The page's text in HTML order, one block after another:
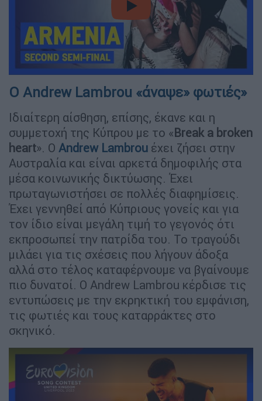
video
Ο Andrew Lambrou «άναψε» φωτιές»
Ιδιαίτερη αίσθηση, επίσης, έκανε και η
συμμετοχή της Κύπρου με το «Break a broken
heart». Ο Andrew Lambrou έχει ζήσει στην
Αυστραλία και είναι αρκετά δημοφιλής στα
μέσα κοινωνικής δικτύωσης. Έχει
πρωταγωνιστήσει σε πολλές διαφημίσεις.
Έχει γεννηθεί από Κύπριους γονείς και για
τον ίδιο είναι μεγάλη τιμή το γεγονός ότι
εκπροσωπεί την πατρίδα του. Το τραγούδι
μιλάει για τις σχέσεις που λήγουν άδοξα
αλλά στο τέλος καταφέρνουμε να βγαίνουμε
πιο δυνατοί. Ο Andrew Lambrou κέρδισε τις
εντυπώσεις με την εκρηκτική του εμφάνιση,
τις φωτιές και τους καταρράκτες στο
σκηνικό.